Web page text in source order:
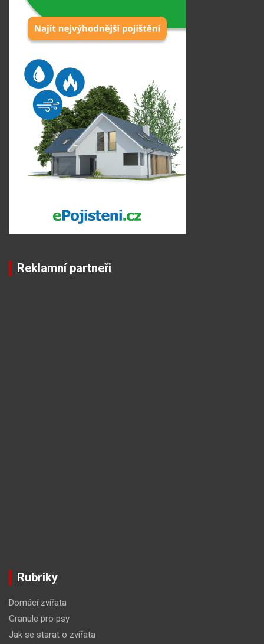
Reklamní partneři
Rubriky
Domácí zvířata
Granule pro psy
Jak se starat o zvířata